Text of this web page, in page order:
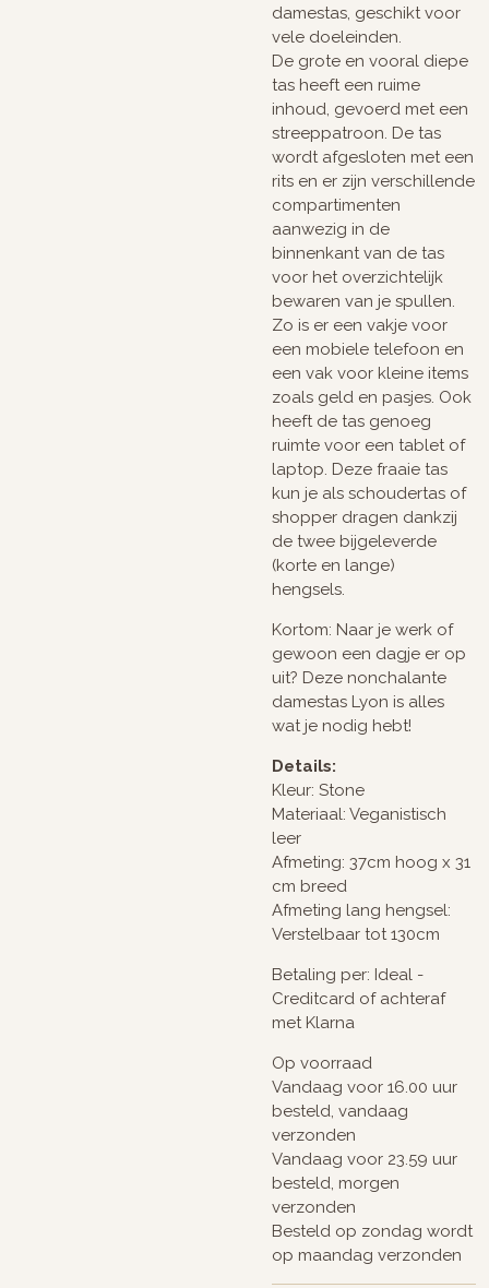
damestas, geschikt voor
vele doeleinden.
De grote en vooral diepe
tas heeft een ruime
inhoud, gevoerd met een
streeppatroon. De tas
wordt afgesloten met een
rits en er zijn verschillende
compartimenten
aanwezig in de
binnenkant van de tas
voor het overzichtelijk
bewaren van je spullen.
Zo is er een vakje voor
een mobiele telefoon en
een vak voor kleine items
zoals geld en pasjes. Ook
heeft de tas genoeg
ruimte voor een tablet of
laptop. Deze fraaie tas
kun je als schoudertas of
shopper dragen dankzij
de twee bijgeleverde
(korte en lange)
hengsels.
Kortom: Naar je werk of
gewoon een dagje er op
uit? Deze nonchalante
damestas Lyon is alles
wat je nodig hebt!
Details:
Kleur: Stone
Materiaal: Veganistisch
leer
Afmeting: 37cm hoog x 31
cm breed
Afmeting lang hengsel:
Verstelbaar tot 130cm
Betaling per: Ideal -
Creditcard of achteraf
met Klarna
Op voorraad
Vandaag voor 16.00 uur
besteld, vandaag
verzonden
Vandaag voor 23.59 uur
besteld, morgen
verzonden
Besteld op zondag wordt
op maandag verzonden